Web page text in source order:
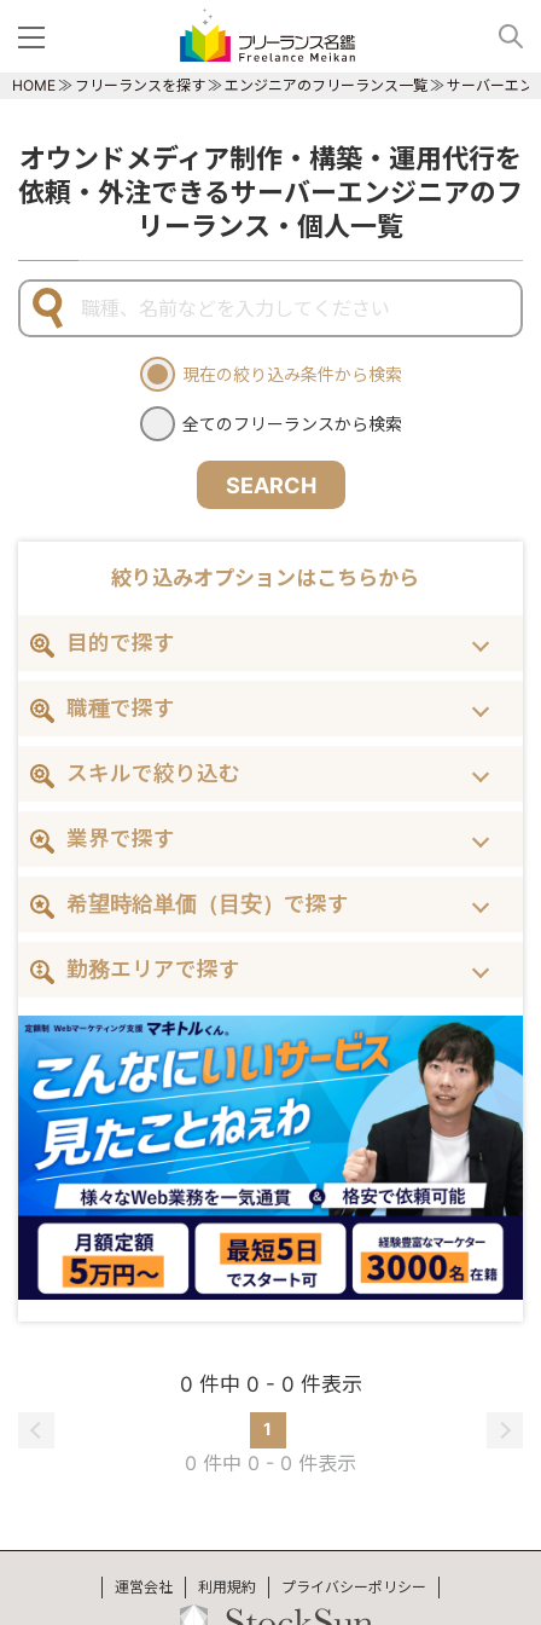
HOME フリーランスを探す エンジニアのフリーランス一覧 サーバーエン
オウンドメディア制作・構築・運用代行を
依頼・外注できるサーバーエンジニアのフ
リーランス・個人一覧
現在の絞り込み条件から検索
全てのフリーランスから検索
SEARCH
絞り込みオプションはこちらから
目的で探す
職種で探す
スキルで絞り込む
業界で探す
希望時給単価（目安）で探す
勤務エリアで探す
0 件中 0 - 0 件表示
1
0 件中 0 - 0 件表示
運営会社 利用規約 プライバシーポリシー